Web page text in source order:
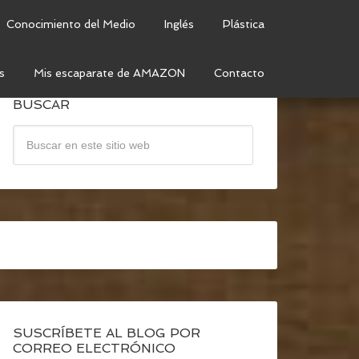
Conocimiento del Medio Inglés Plástica
Mis escaparate de AMAZON Contacto
BUSCAR
SUSCRÍBETE AL BLOG POR
CORREO ELECTRÓNICO